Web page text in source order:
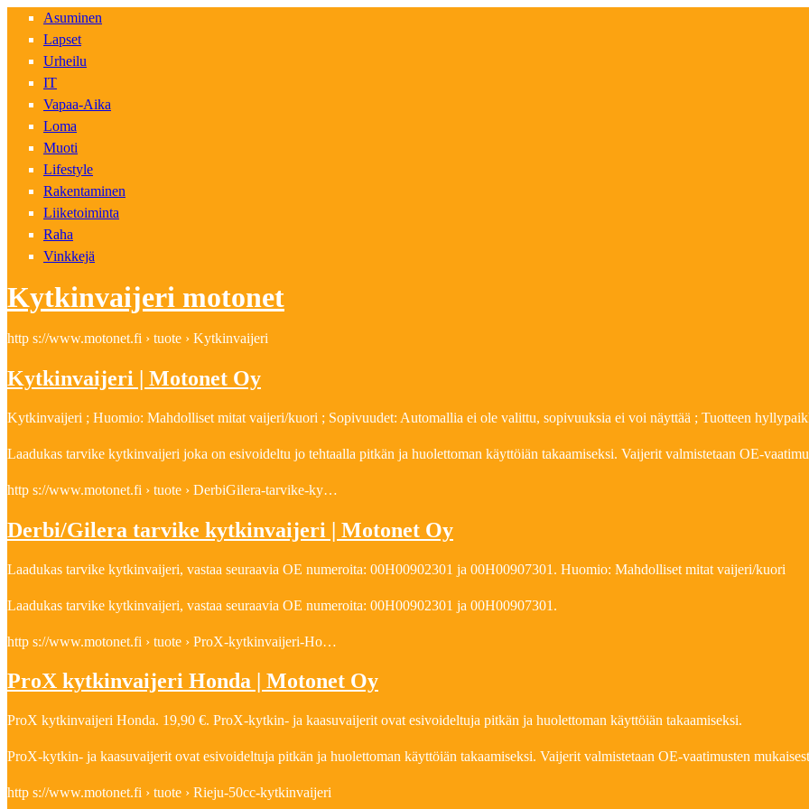
Asuminen
Lapset
Urheilu
IT
Vapaa-Aika
Loma
Muoti
Lifestyle
Rakentaminen
Liiketoiminta
Raha
Vinkkejä
Kytkinvaijeri motonet
http s://www.motonet.fi › tuote › Kytkinvaijeri
Kytkinvaijeri | Motonet Oy
Kytkinvaijeri ; Huomio: Mahdolliset mitat vaijeri/kuori ; Sopivuudet: Automallia ei ole valittu, sopivuuksia ei voi näyttää ; Tuotteen
Laadukas tarvike kytkinvaijeri joka on esivoideltu jo tehtaalla pitkän ja huolettoman käyttöiän takaamiseksi. Vaijerit valmistetaan OE-
http s://www.motonet.fi › tuote › DerbiGilera-tarvike-ky…
Derbi/Gilera tarvike kytkinvaijeri | Motonet Oy
Laadukas tarvike kytkinvaijeri, vastaa seuraavia OE numeroita: 00H00902301 ja 00H00907301. Huomio: Mahdolliset mitat vaijeri/kuori
Laadukas tarvike kytkinvaijeri, vastaa seuraavia OE numeroita: 00H00902301 ja 00H00907301.
http s://www.motonet.fi › tuote › ProX-kytkinvaijeri-Ho…
ProX kytkinvaijeri Honda | Motonet Oy
ProX kytkinvaijeri Honda. 19,90 €. ProX-kytkin- ja kaasuvaijerit ovat esivoideltuja pitkän ja huolettoman käyttöiän takaamiseksi.
ProX-kytkin- ja kaasuvaijerit ovat esivoideltuja pitkän ja huolettoman käyttöiän takaamiseksi. Vaijerit valmistetaan OE-vaatimusten
http s://www.motonet.fi › tuote › Rieju-50cc-kytkinvaijeri